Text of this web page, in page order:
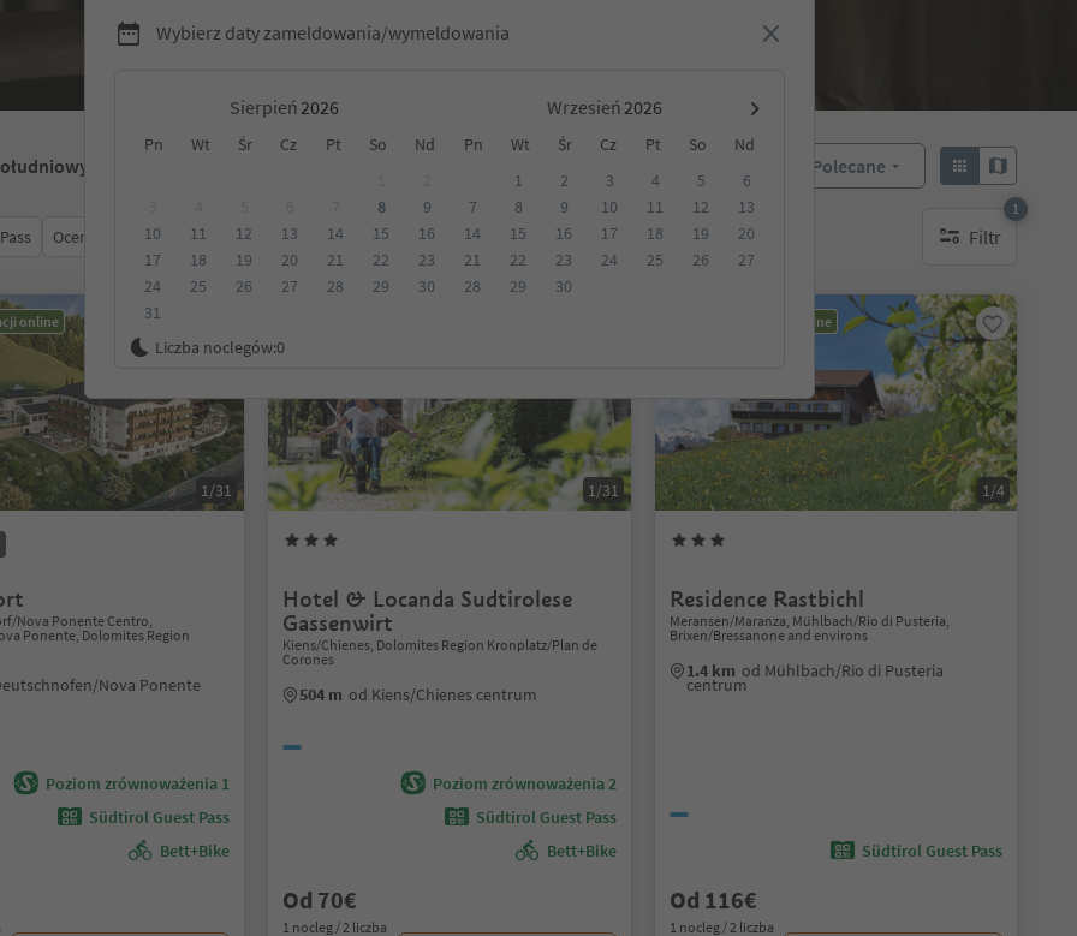
Wybierz daty zameldowania/wymeldowania
Sierpień Wrzesień
Pn Wt Śr Cz Pt So Nd Pn Wt Śr Cz Pt So
Nd
8
9
10
11 12 13 14 15
16
17
18 19 20 21 22
23
24
25 26 27 28 29
30
31
1 2 3 4 5
6
7
8 9 10 11 12
13
14
15 16 17 18 19
20
21
22 23 24 25 26
27
28
29 30
Liczba noclegów:0
Tyrol Polecane
Ocena Kategoria Opcje wyżywienia Ekologiczne zakwaterowanie Filtr
1
1 aktywny filtr
online
1/31
Nova Ponente Centro,
Ponente, Dolomites Region
Nova Ponente
Poziom zrównoważenia 1
Südtirol Guest Pass
Bett+Bike
1/31
Hotel & Locanda Sudtirolese
Gassenwirt
Kiens/Chienes, Dolomites Region Kronplatz/Plan de
Corones
504 m od Kiens/Chienes centrum
Poziom zrównoważenia 2
Südtirol Guest Pass
Bett+Bike
Od 70€
1 nocleg / 2 liczba
Możliwość rezerwacji online
1/4
Residence Rastbichl
Meransen/Maranza, Mühlbach/Rio di Pusteria,
Brixen/Bressanone and environs
1.4 km od Mühlbach/Rio di Pusteria
centrum
Südtirol Guest Pass
Od 116€
1 nocleg / 2 liczba